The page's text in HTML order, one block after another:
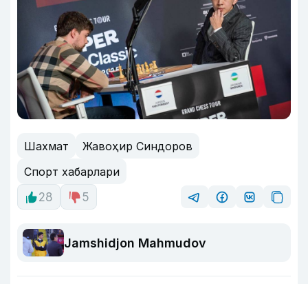
Шахмат
Жавоҳир Синдоров
Спорт хабарлари
28
5
Jamshidjon Mahmudov